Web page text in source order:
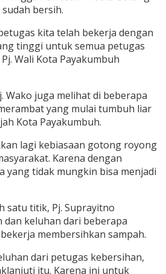
bersih.
kita telah bekerja dengan
tinggi untuk semua petugas
Wali Kota Payakumbuh
Wako juga melihat di beberapa
yang mulai tumbuh liar
Kota Payakumbuh.
lagi kebiasaan gotong royong
Karena dengan
yang tidak mungkin bisa menjadi
satu titik, Pj. Suprayitno
dan keluhan dari beberapa
membersihkan sampah.
dari petugas kebersihan,
itu. Karena ini untuk